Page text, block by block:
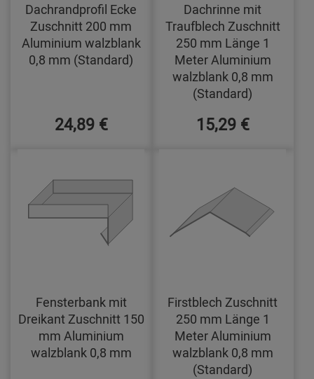
Dachrandprofil Ecke
Zuschnitt 200 mm
Aluminium walzblank
0,8 mm (Standard)
24,89 €
Dachrinne mit
Traufblech Zuschnitt
250 mm Länge 1
Meter Aluminium
walzblank 0,8 mm
(Standard)
15,29 €
Fensterbank mit
Dreikant Zuschnitt 150
mm Aluminium
walzblank 0,8 mm
Firstblech Zuschnitt
250 mm Länge 1
Meter Aluminium
walzblank 0,8 mm
(Standard)